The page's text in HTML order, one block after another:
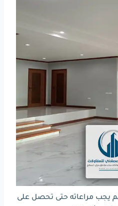
يجب مراعاته حتى تحصل على